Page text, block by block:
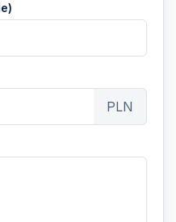
PLN